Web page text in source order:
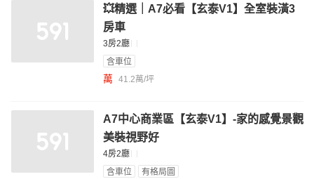
💥精選｜A7必看【玄泰V1】全室裝潢3
房車
3房2廳
含車位
萬 41.2萬/坪
A7中心商業區【玄泰V1】-家的感覺景觀
美裝視野好
4房2廳
含車位
有格局圖